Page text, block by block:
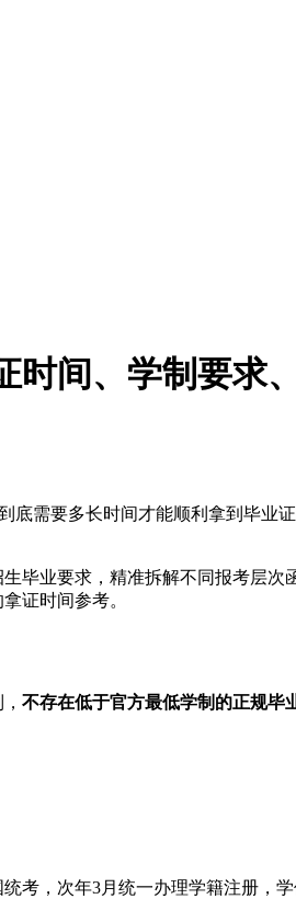
时间、学制要求
需要多长时间才能顺利拿到毕业
毕业要求，精准拆解不同报考层
证时间参考。
不存在低于官方最低学制的正规毕
考，次年3月统一办理学籍注册，